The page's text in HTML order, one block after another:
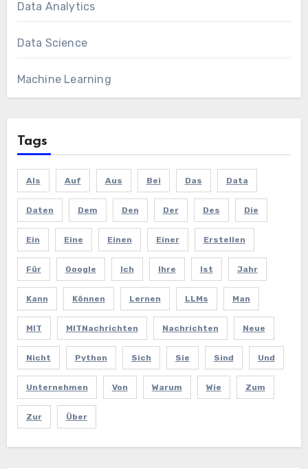
Data Analytics
Data Science
Machine Learning
Tags
Als Auf Aus Bei Das Data
Daten Dem Den Der Des Die
Ein Eine Einen Einer Erstellen
Für Google Ich Ihre Ist Jahr
Kann Können Lernen LLMs Man
MIT MITNachrichten Nachrichten Neue
Nicht Python Sich Sie Sind Und
Unternehmen Von Warum Wie Zum
Zur Über